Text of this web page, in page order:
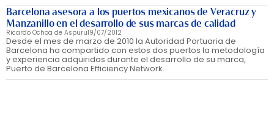
Barcelona asesora a los puertos mexicanos de Veracruz y
Manzanillo en el desarrollo de sus marcas de calidad
Ricardo Ochoa de Aspuru19/07/2012
Desde el mes de marzo de 2010 la Autoridad Portuaria de
Barcelona ha compartido con estos dos puertos la metodología
y experiencia adquiridas durante el desarrollo de su marca,
Puerto de Barcelona Efficiency Network.